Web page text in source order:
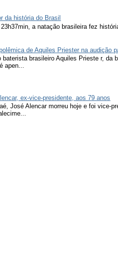
da história do Brasil
a natação brasileira fez
de Aquiles Priester na audição
baterista brasileiro Aquiles Prieste r, da
apen...
ex-vice-presidente, aos 79 anos
José Alencar morreu hoje e foi vice-